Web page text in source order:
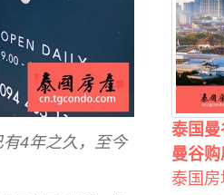
4年之久，至今
泰国
曼谷
泰国